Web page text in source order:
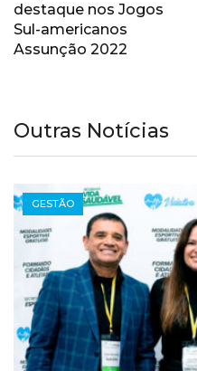
destaque nos Jogos
Sul-americanos
Assunção 2022
Outras Notícias
NOTÍCIAS